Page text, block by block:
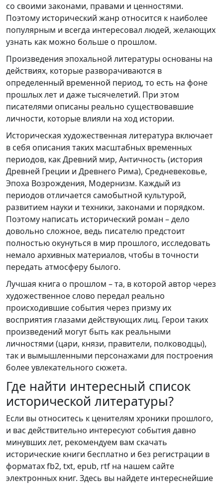
со своими законами, правами и ценностями.
Поэтому исторический жанр относится к наиболее
популярным и всегда интересовал людей, желающих
узнать как можно больше о прошлом.
Произведения эпохальной литературы основаны на
действиях, которые разворачиваются в
определенный временной период, то есть на фоне
прошлых лет и даже тысячелетий. При этом
писателями описаны реально существовавшие
личности, которые влияли на ход истории.
Историческая художественная литература включает
в себя описания таких масштабных временных
периодов, как Древний мир, Античность (история
Древней Греции и Древнего Рима), Средневековье,
Эпоха Возрождения, Модернизм. Каждый из
периодов отличается самобытной культурой,
развитием науки и техники, законами и порядком.
Поэтому написать исторический роман – дело
довольно сложное, ведь писателю предстоит
полностью окунуться в мир прошлого, исследовать
немало архивных материалов, чтобы в точности
передать атмосферу былого.
Лучшая книга о прошлом – та, в которой автор через
художественное слово передал реально
происходившие события через призму их
восприятия глазами действующих лиц. Герои таких
произведений могут быть как реальными
личностями (цари, князи, правители, полководцы),
так и вымышленными персонажами для построения
более увлекательного сюжета.
Где найти интересный список
исторической литературы?
Если вы относитесь к ценителям хроники прошлого,
и вас действительно интересуют события давно
минувших лет, рекомендуем вам скачать
исторические книги бесплатно и без регистрации в
форматах fb2, txt, epub, rtf на нашем сайте
электронных книг. Здесь вы найдете интереснейшие